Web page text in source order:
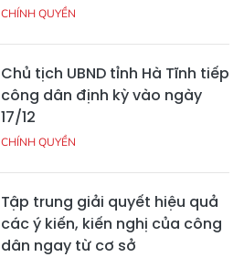
CHÍNH QUYỀN
Chủ tịch UBND tỉnh Hà Tĩnh tiếp
công dân định kỳ vào ngày
17/12
CHÍNH QUYỀN
Tập trung giải quyết hiệu quả
các ý kiến, kiến nghị của công
dân ngay từ cơ sở